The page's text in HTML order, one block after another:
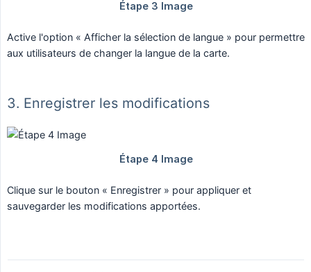
Active l'option « Afficher la sélection de langue » pour permettre
aux utilisateurs de changer la langue de la carte.
3. Enregistrer les modifications
Clique sur le bouton « Enregistrer » pour appliquer et
sauvegarder les modifications apportées.